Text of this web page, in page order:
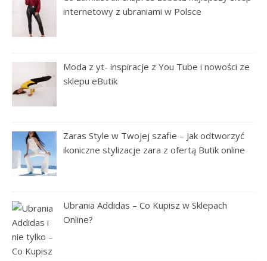
internetowy z ubraniami w Polsce
Moda z yt- inspiracje z You Tube i nowości ze
sklepu eButik
Zaras Style w Twojej szafie – Jak odtworzyć
ikoniczne stylizacje zara z ofertą Butik online
Ubrania Addidas – Co Kupisz w Sklepach
Online?